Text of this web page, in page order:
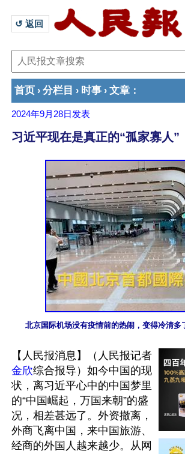
↺ 返回
首页 › 分栏目 › 时事 › 文章 ：
2024年9月28日 发表
习近平现在是真正的“孤家寡人”
北京国际机场没有疫情前的热闹，变得冷清多
【人民报消息】（人民报记者
金欣综合报导）如今中国的现
状，离习近平心中的中国梦里
的“中国崛起，万国来朝”的盛
况，相差甚远了。外资撤离，
外商飞离中国，来中国旅游、
经商的外国人越来越少。从网